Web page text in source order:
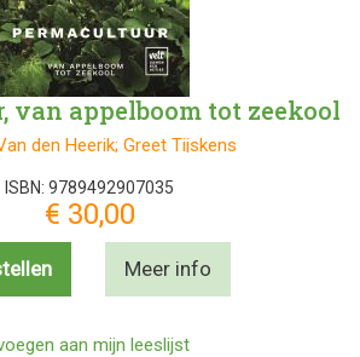
van appelboom tot zeekool
den Heerik; Greet Tijskens
ISBN: 9789492907035
€ 30,00
Meer info
aan mijn leeslijst